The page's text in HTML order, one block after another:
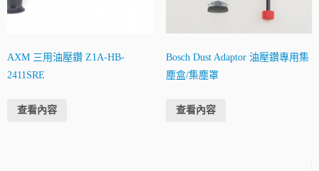
AXM 三用油壓鑽 Z1A-HB-
2411SRE
查看內容
Bosch Dust Adaptor 油壓鑽專用集
塵盒/集塵罩
查看內容